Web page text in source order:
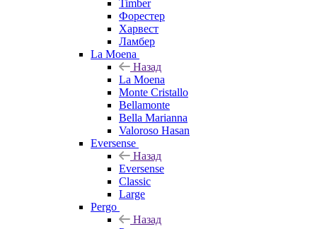
Timber
Форестер
Харвест
Ламбер
La Moena
Назад
La Moena
Monte Cristallo
Bellamonte
Bella Marianna
Valoroso Hasan
Eversense
Назад
Eversense
Classic
Large
Pergo
Назад